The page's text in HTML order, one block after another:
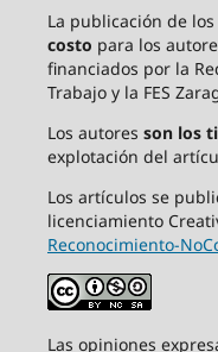
La publicación de
costo para los
financiados por la
Trabajo y la FES
Los autores son los
explotación del
Los artículos se
licenciamiento
Reconocimiento-
Las opiniones